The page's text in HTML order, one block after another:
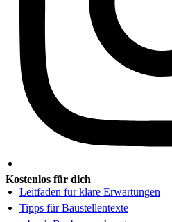
Kostenlos für dich
Leitfaden für klare Erwartungen
Tipps für Baustellentexte